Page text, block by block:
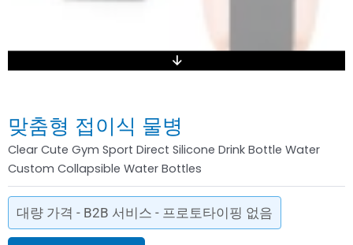
맞춤형 접이식 물병
Clear Cute Gym Sport Direct Silicone Drink Bottle Water
Custom Collapsible Water Bottles
대량 가격 - B2B 서비스 - 프로토타이핑 없음